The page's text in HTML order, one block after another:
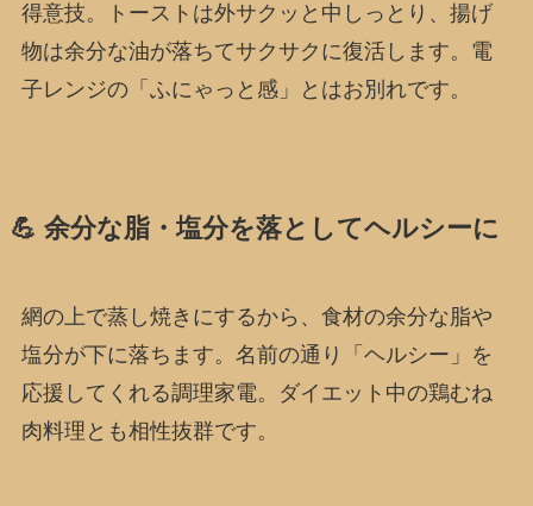
得意技。トーストは外サクッと中しっとり、揚げ
物は余分な油が落ちてサクサクに復活します。電
子レンジの「ふにゃっと感」とはお別れです。
💪 余分な脂・塩分を落としてヘルシーに
網の上で蒸し焼きにするから、食材の余分な脂や
塩分が下に落ちます。名前の通り「ヘルシー」を
応援してくれる調理家電。ダイエット中の鶏むね
肉料理とも相性抜群です。